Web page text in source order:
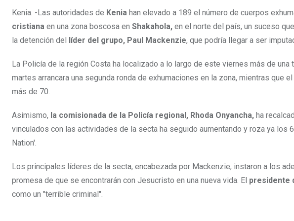
Kenia. -Las autoridades de Kenia han elevado a 189 el número de cuerpos
cristiana en una zona boscosa en Shakahola, en el norte del país, un suceso
la detención del líder del grupo, Paul Mackenzie, que podría llegar a ser
La Policía de la región Costa ha localizado a lo largo de este viernes más de
martes arrancara una segunda ronda de exhumaciones en la zona, mientras que
más de 70.
Asimismo, la comisionada de la Policía regional, Rhoda Onyancha, ha
vinculados con las actividades de la secta ha seguido aumentando y roza ya los
Nation'.
Los principales líderes de la secta, encabezada por Mackenzie, instaron a los
promesa de que se encontrarán con Jesucristo en una nueva vida. El presidente
como un "terrible criminal".